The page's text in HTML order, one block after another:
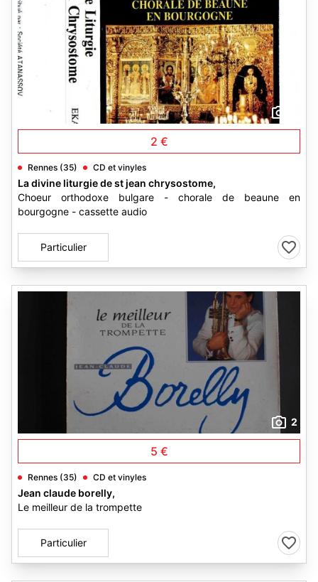
2 €
Rennes (35) CD et vinyles
La divine liturgie de st jean chrysostome,
Choeur orthodoxe bulgare - chorale de beaune en
bourgogne - cassette audio
Particulier
2
5 €
Rennes (35) CD et vinyles
Jean claude borelly,
Le meilleur de la trompette
Particulier